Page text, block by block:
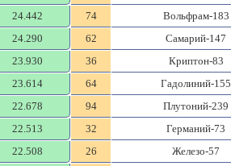
24.442 74 Вольфрам-183
24.290 62 Самарий-147
23.930 36 Криптон-83
23.614 64 Гадолиний-155
22.678 94 Плутоний-239
22.513 32 Германий-73
22.508 26 Железо-57